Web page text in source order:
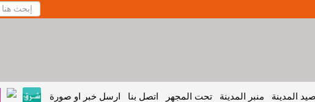
صيد المدينة منبر المدينة تحت المجهر اتصل بنا ارسل خبر او صورة